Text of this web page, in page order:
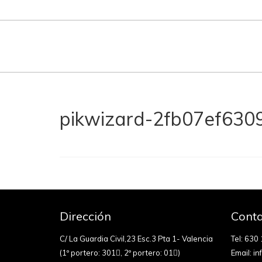
pikwizard-
Dirección
C/ La Guardia Civil,23 Esc.3 Pta 1- Valencia
(1º portero: 301
, 2º portero: 01 )
Tel: 630
Email: